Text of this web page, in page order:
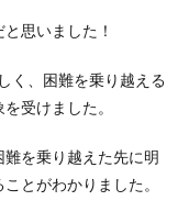
思いました！
く、困難を乗り越える
受けました。
を乗り越えた先に明
とがわかりました。